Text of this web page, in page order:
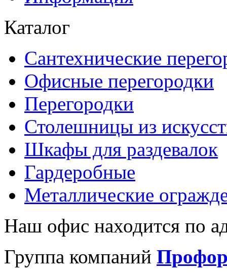
Каталог
Сантехнические
Офисные перегородки
Перегородки
Столешницы из
Шкафы для раздевалок
Гардеробные
Металлические
Наш офис находится по
Группа компаний